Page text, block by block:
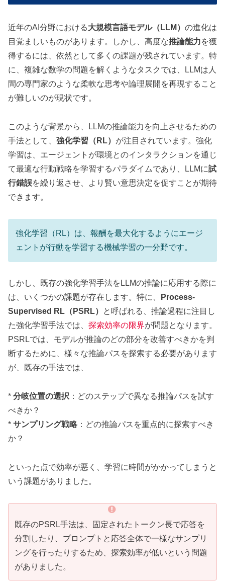
近年のAI分野における大規模言語モデル（LLM） の進化は
目覚ましいものがあります。しかし、高度な推論能力を獲
得するには、依然として多くの課題が残されています。特
に、複雑な数学の問題を解くようなタスクでは、LLMは人
間の専門家のような柔軟な思考や論理展開を再現すること
が難しいのが現状です。
このような背景から、LLMの推論能力を向上させるための
手法として、 強化学習（RL） が注目されています。強化
学習は、エージェントが環境とのインタラクションを通じ
て最適な行動戦略を学習するパラダイムであり、LLMに試
行錯誤を繰り返させ、より賢い意思決定を促すことが期待
できます。
強化学習（RL）は、報酬を最大化するようにエージ
ェントが行動を学習する機械学習の一分野です。
しかし、既存の強化学習手法をLLMの推論に応用する際に
は、いくつかの課題が存在します。特に、
Process-
Supervised RL（PSRL）
と呼ばれる、推論過程に注目し
た強化学習手法では、 探索効率の限界が問題となります。
PSRLでは、モデルが推論のどの部分を改善すべきかを判
断するために、様々な推論パスを探索する必要があります
が、既存の手法では、
* 分岐位置の選択 ：どのステップで異なる推論パスを試す
べきか？
* サンプリング戦略 ：どの推論パスを重点的に探索すべき
か？
といった点で効率が悪く、学習に時間がかかってしまうと
いう課題がありました。
既存のPSRL手法は、固定されたトークン長で応答を
分割したり、プロンプトと応答全体で一様なサンプリ
ングを行ったりするため、探索効率が低いという問題
がありました。